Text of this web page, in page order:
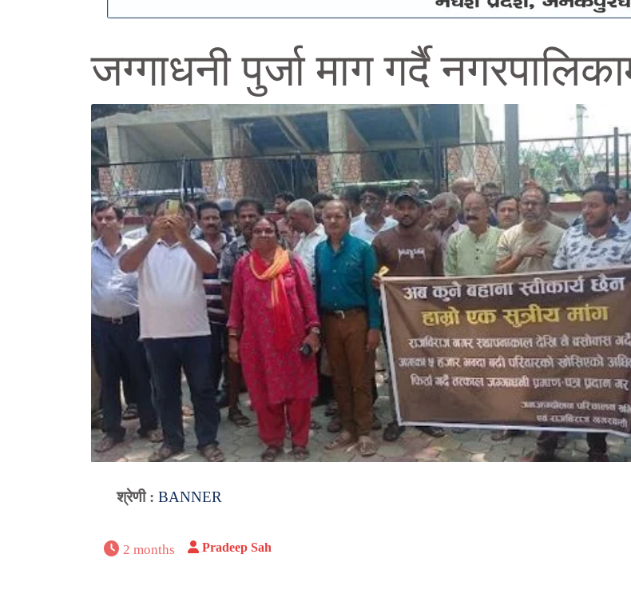
जग्गाधनी पुर्जा माग गर्दै
श्रेणी : BANNER
2 months Pradeep Sah